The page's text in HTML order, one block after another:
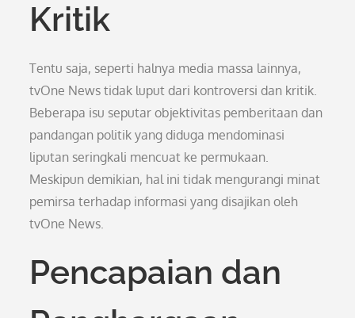
Kritik
Tentu saja, seperti halnya media massa lainnya,
tvOne News tidak luput dari kontroversi dan kritik.
Beberapa isu seputar objektivitas pemberitaan dan
pandangan politik yang diduga mendominasi
liputan seringkali mencuat ke permukaan.
Meskipun demikian, hal ini tidak mengurangi minat
pemirsa terhadap informasi yang disajikan oleh
tvOne News.
Pencapaian dan